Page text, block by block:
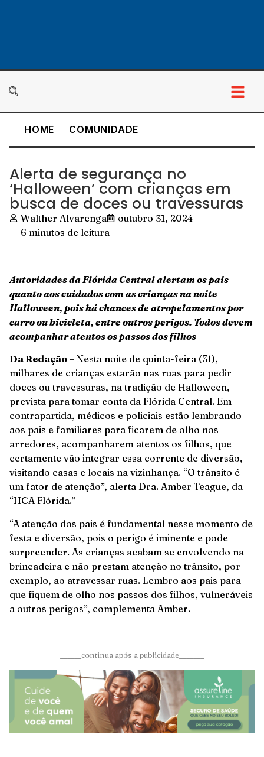
HOME COMUNIDADE
Alerta de segurança no
‘Halloween’ com crianças em
busca de doces ou travessuras
Walther Alvarenga
outubro 31, 2024
6 minutos de leitura
Autoridades da Flórida Central alertam os pais
quanto aos cuidados com as crianças na noite
Halloween, pois há chances de atropelamentos por
carro ou bicicleta, entre outros perigos. Todos devem
acompanhar atentos os passos dos filhos
Da Redação – Nesta noite de quinta-feira (31),
milhares de crianças estarão nas ruas para pedir
doces ou travessuras, na tradição de Halloween,
prevista para tomar conta da Flórida Central. Em
contrapartida, médicos e policiais estão lembrando
aos pais e familiares para ficarem de olho nos
arredores, acompanharem atentos os filhos, que
certamente vão integrar essa corrente de diversão,
visitando casas e locais na vizinhança. “O trânsito é
um fator de atenção”, alerta Dra. Amber Teague, da
“HCA Flórida.”
“A atenção dos pais é fundamental nesse momento de
festa e diversão, pois o perigo é iminente e pode
surpreender. As crianças acabam se envolvendo na
brincadeira e não prestam atenção no trânsito, por
exemplo, ao atravessar ruas. Lembro aos pais para
que fiquem de olho nos passos dos filhos, vulneráveis
a outros perigos”, complementa Amber.
______continua após a publicidade_______